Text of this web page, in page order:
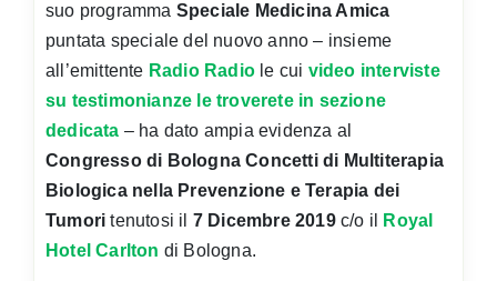
suo programma Speciale Medicina Amica
puntata speciale del nuovo anno – insieme
all’emittente Radio Radio le cui video interviste
su testimonianze le troverete in sezione
dedicata – ha dato ampia evidenza al
Congresso di Bologna Concetti di Multiterapia
Biologica nella Prevenzione e Terapia dei
Tumori tenutosi il 7 Dicembre 2019c/o il
Royal
Hotel Carlton di Bologna.